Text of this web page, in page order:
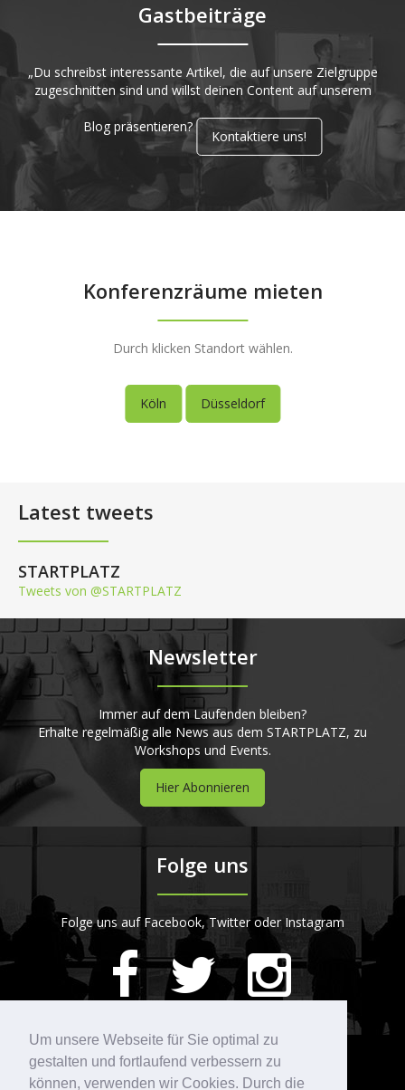
Um unsere Webseite für Sie optimal zu
gestalten und fortlaufend verbessern zu
können, verwenden wir Cookies. Durch die
Gastbeiträge
„Du schreibst interessante Artikel, die auf unsere Zielgruppe
zugeschnitten sind und willst deinen Content auf unserem
Blog präsentieren?
Kontaktiere uns!
Konferenzräume mieten
Durch klicken Standort wählen.
Köln Düsseldorf
Latest tweets
STARTPLATZ
Tweets von @STARTPLATZ
Newsletter
Immer auf dem Laufenden bleiben?
Erhalte regelmäßig alle News aus dem STARTPLATZ, zu
Workshops und Events.
Hier Abonnieren
Folge uns
Folge uns auf Facebook, Twitter oder Instagram
STARTPLATZ
420Bewertungen auf ProvenExpert.com
Kontakt